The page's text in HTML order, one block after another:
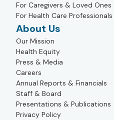
For Caregivers & Loved Ones
For Health Care Professionals
About Us
Our Mission
Health Equity
Press & Media
Careers
Annual Reports & Financials
Staff & Board
Presentations & Publications
Privacy Policy